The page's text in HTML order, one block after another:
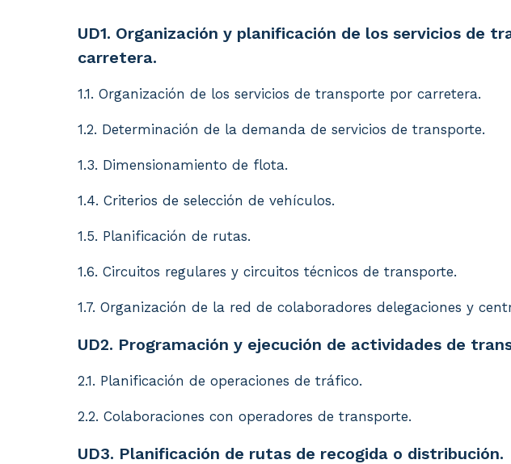
UD1. Organización y planificación de los servicios de
UD1. Organización y planificación de los servicios de
carretera.
1.1. Organización de los servicios de transporte por carretera.
1.2. Determinación de la demanda de servicios de transporte.
1.3. Dimensionamiento de flota.
1.4. Criterios de selección de vehículos.
1.5. Planificación de rutas.
1.6. Circuitos regulares y circuitos técnicos de transporte.
1.7. Organización de la red de colaboradores delegaciones y
UD2. Programación y ejecución de actividades de
2.1. Planificación de operaciones de tráfico.
2.2. Colaboraciones con operadores de transporte.
UD3. Planificación de rutas de recogida o distribución.